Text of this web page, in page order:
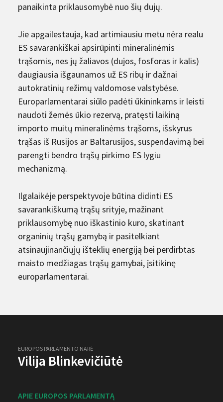
panaikinta priklausomybė nuo šių dujų.
Jie apgailestauja, kad artimiausiu metu nėra realu
ES savarankiškai apsirūpinti mineralinėmis
trąšomis, nes jų žaliavos (dujos, fosforas ir kalis)
daugiausia išgaunamos už ES ribų ir dažnai
autokratinių režimų valdomose valstybėse.
Europarlamentarai siūlo padėti ūkininkams ir leisti
naudoti žemės ūkio rezervą, pratęsti laikiną
importo muitų mineralinėms trąšoms, išskyrus
trąšas iš Rusijos ar Baltarusijos, suspendavimą bei
parengti bendro trąšų pirkimo ES lygiu
mechanizmą.
Ilgalaikėje perspektyvoje būtina didinti ES
savarankiškumą trąšų srityje, mažinant
priklausomybę nuo iškastinio kuro, skatinant
organinių trąšų gamybą ir pasitelkiant
atsinaujinančiųjų išteklių energiją bei perdirbtas
maisto medžiagas trąšų gamybai, įsitikinę
europarlamentarai.
EUROPOS PARLAMENTO NARĖ
Vilija Blinkevičiūtė
APIE EUROPOS PARLAMENTĄ